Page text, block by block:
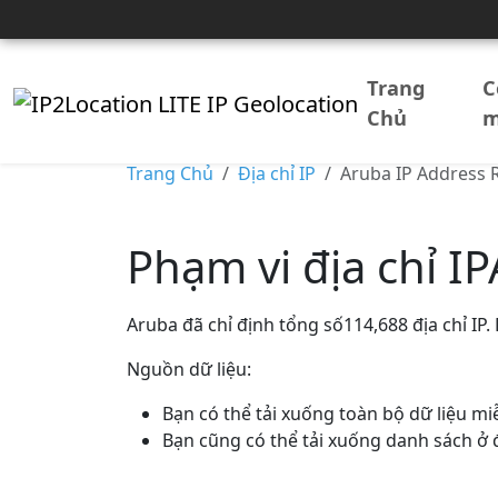
Trang
Chủ
Trang Chủ
Địa chỉ IP Aruba IP Address
Phạm vi địa chỉ
Aruba đã chỉ định tổng số114,688 địa chỉ
Nguồn dữ liệu:
Bạn có thể tải xuống toàn bộ dữ liệu
Bạn cũng có thể tải xuống danh sách